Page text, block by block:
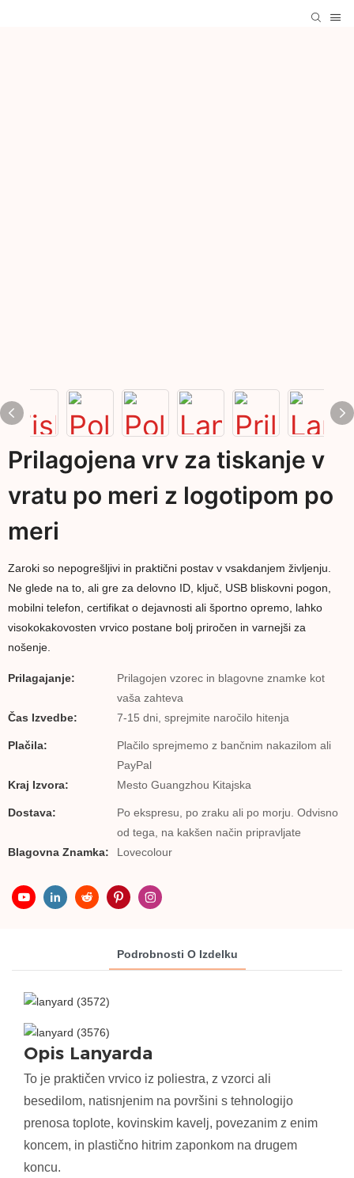
Prilagojena vrv za tiskanje v
vratu po meri z logotipom po
meri
Zaroki so nepogrešljivi in ​​praktični postav v vsakdanjem življenju.
Ne glede na to, ali gre za delovno ID, ključ, USB bliskovni pogon,
mobilni telefon, certifikat o dejavnosti ali športno opremo, lahko
visokokakovosten vrvico postane bolj priročen in varnejši za
nošenje.
Prilagajanje:
Prilagojen vzorec in blagovne znamke kot
vaša zahteva
Čas Izvedbe:
7-15 dni, sprejmite naročilo hitenja
Plačila:
Plačilo sprejmemo z bančnim nakazilom ali
PayPal
Kraj Izvora:
Mesto Guangzhou Kitajska
Dostava:
Po ekspresu, po zraku ali po morju. Odvisno
od tega, na kakšen način pripravljate
Blagovna Znamka:
Lovecolour
Podrobnosti O Izdelku
Opis Lanyarda
To je praktičen vrvico iz poliestra, z vzorci ali
besedilom, natisnjenim na površini s tehnologijo
prenosa toplote, kovinskim kavelj, povezanim z enim
koncem, in plastično hitrim zaponkom na drugem
koncu.